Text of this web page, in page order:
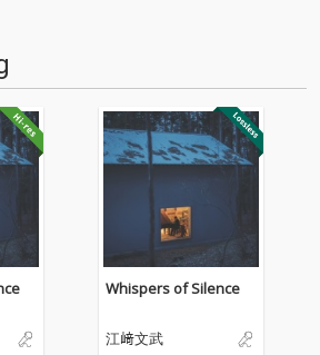
Whispers of Silence
江﨑文武